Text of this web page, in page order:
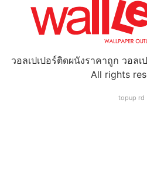
วอลเปเปอร์ติดผนังราคาถูก วอล
All rights
topup rd